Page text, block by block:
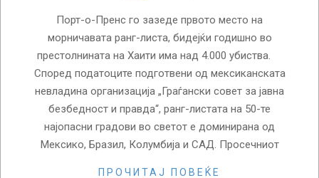
Порт-о-Пренс го зазеде првото место на
морничавата ранг-листа, бидејќи годишно во
престолнината на Хаити има над 4.000 убиства.
Според податоците подготвени од мексиканската
невладина организација „Граѓански совет за јавна
безбедност и правда“, ранг-листата на 50-те
најопасни градови во светот е доминирана од
Мексико, Бразил, Колумбија и САД. Просечниот
ПРОЧИТАЈ ПОВЕЌЕ